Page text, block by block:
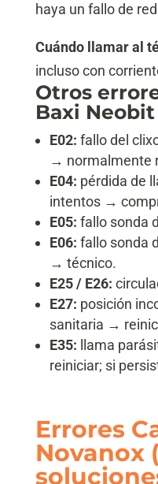
haya un fallo de
Cuándo llamar al
incluso con
Otros
Baxi
E02: fallo del
→ normalmente
E04: pérdida de
intentos →
E05: fallo sonda
E06: fallo sonda
→ técnico.
E25 / E26:
E27: posición
sanitaria →
E35: llama
reiniciar; si
Errores
Novanox